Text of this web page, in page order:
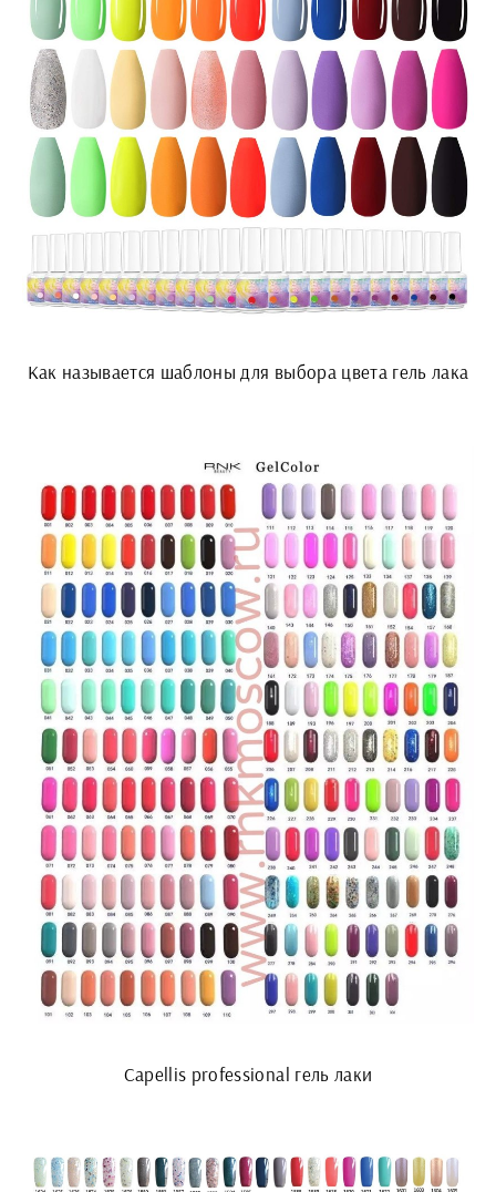
Как называется шаблоны для выбора цвета гель лака
Capellis professional гель лаки